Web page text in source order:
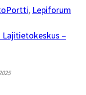
, Lepiforum
Lajitietokeskus –